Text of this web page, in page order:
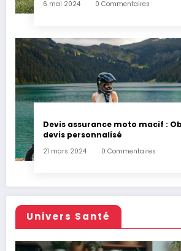
6 mai 2024 0 Commentaires
Devis assurance moto macif :
devis personnalisé
21 mars 2024 0 Commentaires
Univers Santé